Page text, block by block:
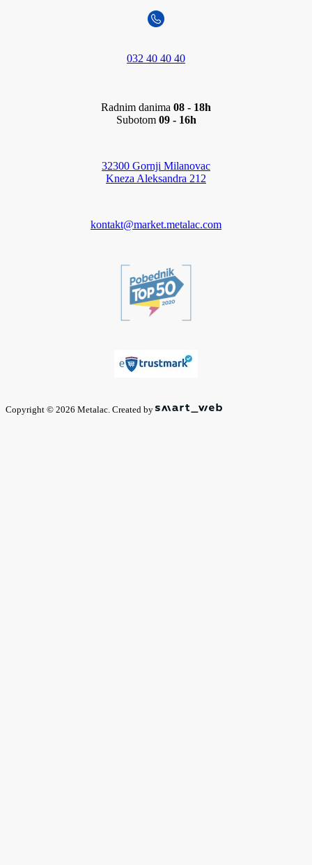
032 40 40 40
Radnim danima 08 - 18h
Subotom 09 - 16h
32300 Gornji Milanovac
Kneza Aleksandra 212
kontakt@market.metalac.com
Copyright © 2026 Metalac. Created by